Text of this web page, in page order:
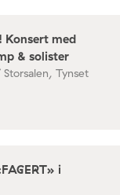
Konsert med
& solister
Tynset
i